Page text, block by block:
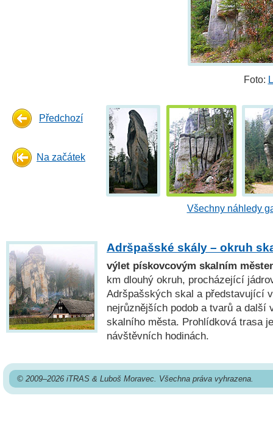
Foto:
Předchozí
Na začátek
Všechny náhledy
Adršpašské skály – okruh
výlet pískovcovým skalním
km dlouhý okruh, procházející
Adršpašských skal a představující
nejrůznějších podob a tvarů a další
skalního města. Prohlídková trasa
návštěvních hodinách.
© 2009–2026 iTRAS & Luboš Moravec. Všechna práva vyhrazena.